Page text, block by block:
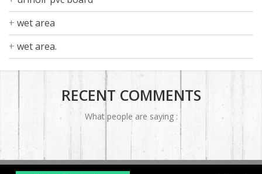
wet area
wet area.
RECENT COMMENTS
What people are saying :